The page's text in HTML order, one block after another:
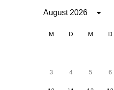
August 2026
M D M D
3 4 5 6